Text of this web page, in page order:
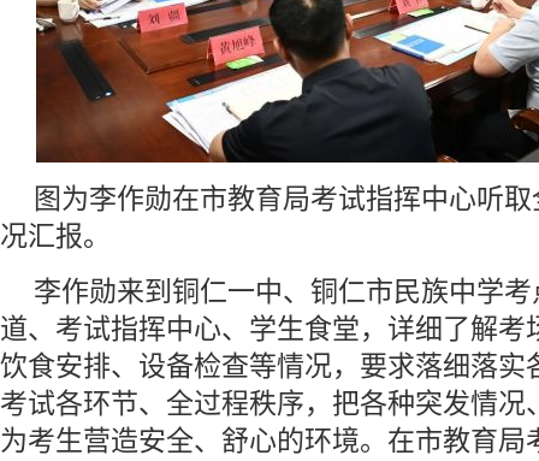
图为李作勋在市教育局考试指挥中心听
况汇报。
李作勋来到铜仁一中、铜仁市民族中学
道、考试指挥中心、学生食堂，详细了解考
饮食安排、设备检查等情况，要求落细落实
考试各环节、全过程秩序，把各种突发情况
为考生营造安全、舒心的环境。在市教育局